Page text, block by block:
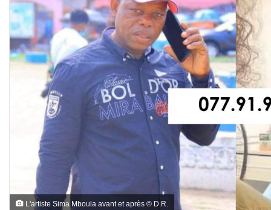
L'artiste Sima Mboula avant et après © D.R.